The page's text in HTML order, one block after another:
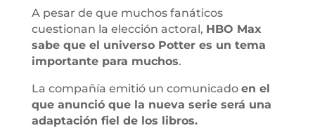
A pesar de que muchos fanáticos
cuestionan la elección actoral, HBO Max
sabe que el universo Potter es un tema
importante para muchos.
La compañía emitió un comunicado en el
que anunció que la nueva serie será una
adaptación fiel de los libros.